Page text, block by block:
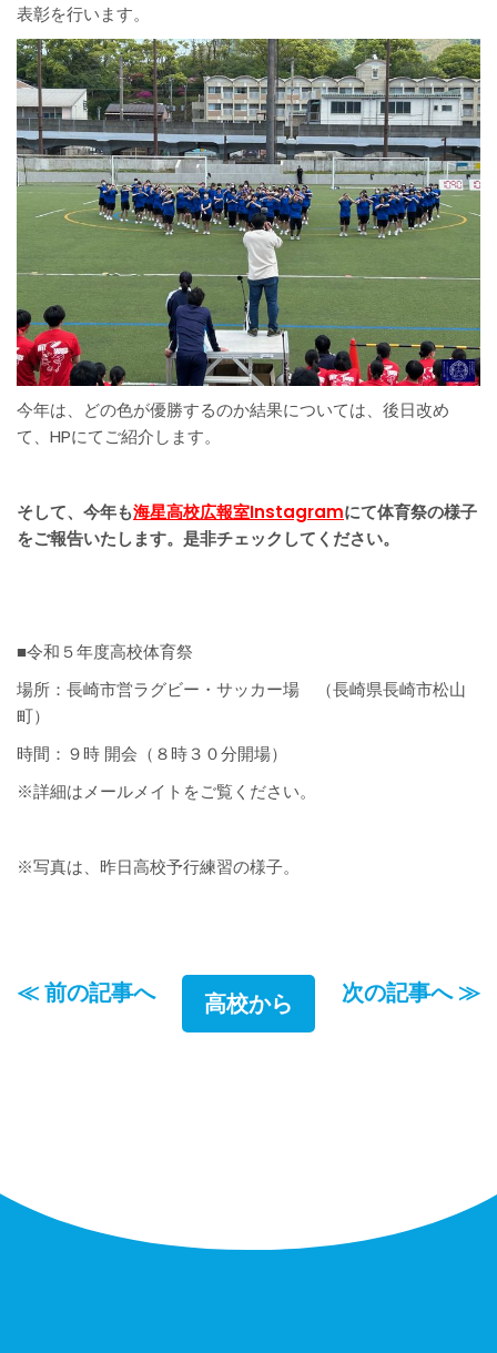
表彰を行います。
今年は、どの色が優勝するのか結果については、後日改め
て、HPにてご紹介します。
そして、今年も海星高校広報室Instagramにて体育祭の様子
をご報告いたします。是非チェックしてください。
■令和５年度高校体育祭
場所：長崎市営ラグビー・サッカー場 （長崎県長崎市松山
町）
時間：９時 開会（８時３０分開場）
※詳細はメールメイトをご覧ください。
※写真は、昨日高校予行練習の様子。
≪ 前の記事へ 高校から 次の記事へ ≫